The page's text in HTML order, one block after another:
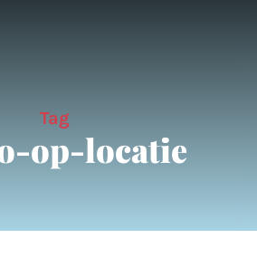
Tag
op-locatie